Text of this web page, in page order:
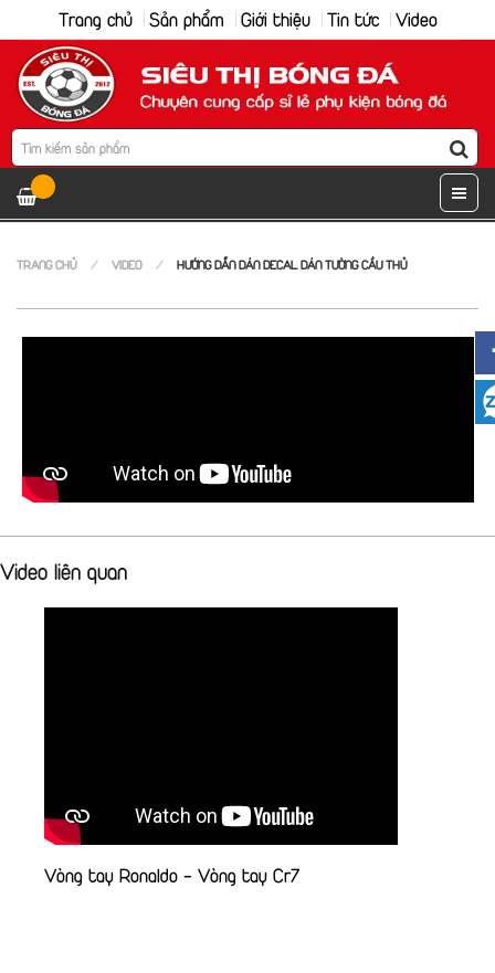
Trang chủ Sản phẩm Giới thiệu Tin tức Video
TRANG CHỦ VIDEO HƯỚNG DẪN DÁN DECAL DÁN TƯỜNG CẦU THỦ
Video liên quan
Vòng tay Ronaldo - Vòng tay Cr7